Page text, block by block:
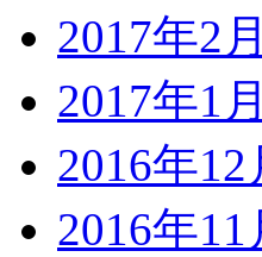
2017年2月
2017年1月
2016年12
2016年11